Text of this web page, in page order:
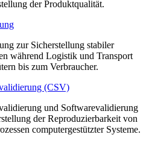
der Produktqualität.
zur Sicherstellung stabiler
während Logistik und Transport
bis zum Verbraucher.
(CSV)
und Softwarevalidierung
der Reproduzierbarkeit von
computergestützter Systeme.